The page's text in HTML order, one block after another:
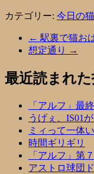
カテゴリー: 今日の猫
← 駅裏で猫お
想定通り
→
最近読まれ
「アルフ」最
うげぇ、IS01
ミィって一体
時間ギリギリ
「アルフ」第
アストロ球団